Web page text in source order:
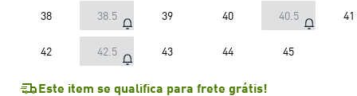
38 38.5 39 40 40.5 41
42 42.5 43 44 45
Este item se qualifica para frete grátis!